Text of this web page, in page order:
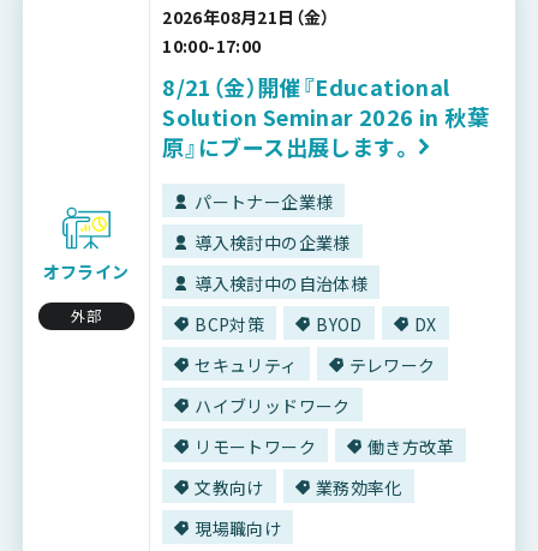
オフライン
外部
2026年08月21日（金）
10:00-17:00
8/21（金）開催『Educational
Solution Seminar 2026 in 秋葉
原』にブース出展します。
パートナー企業様
導入検討中の企業様
導入検討中の自治体様
BCP対策
BYOD
DX
セキュリティ
テレワーク
ハイブリッドワーク
リモートワーク
働き方改革
文教向け
業務効率化
現場職向け